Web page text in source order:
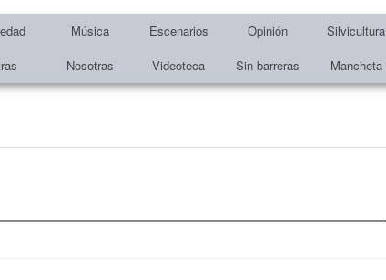
Música Escenarios Opinión Silvicultura
Nosotras Videoteca Sin barreras Mancheta